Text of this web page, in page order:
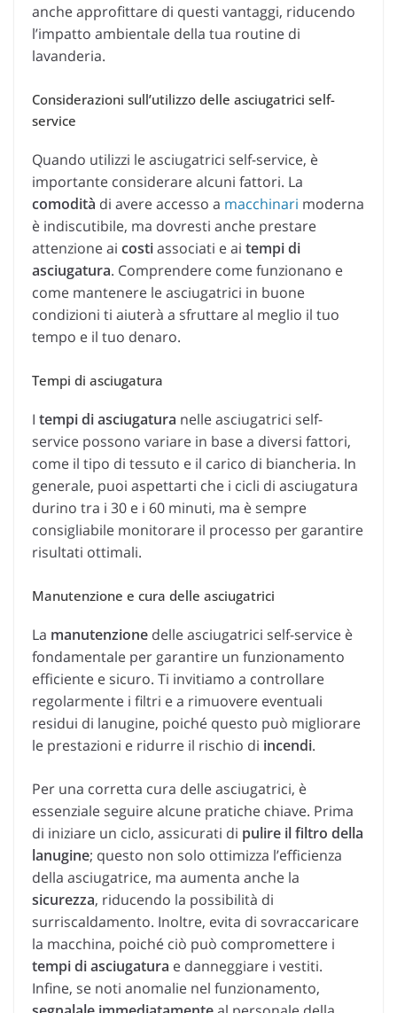
anche approfittare di questi vantaggi, riducendo
l’impatto ambientale della tua routine di
lavanderia.
Considerazioni sull’utilizzo delle asciugatrici self-
service
Quando utilizzi le asciugatrici self-service, è
importante considerare alcuni fattori. La
comodità di avere accesso a macchinari moderna
è indiscutibile, ma dovresti anche prestare
attenzione ai costiassociati e ai tempi di
asciugatura. Comprendere come funzionano e
come mantenere le asciugatrici in buone
condizioni ti aiuterà a sfruttare al meglio il tuo
tempo e il tuo denaro.
Tempi di asciugatura
I tempi di asciugatura nelle asciugatrici self-
service possono variare in base a diversi fattori,
come il tipo di tessuto e il carico di biancheria. In
generale, puoi aspettarti che i cicli di asciugatura
durino tra i 30 e i 60 minuti, ma è sempre
consigliabile monitorare il processo per garantire
risultati ottimali.
Manutenzione e cura delle asciugatrici
La manutenzione delle asciugatrici self-service è
fondamentale per garantire un funzionamento
efficiente e sicuro. Ti invitiamo a controllare
regolarmente i filtri e a rimuovere eventuali
residui di lanugine, poiché questo può migliorare
le prestazioni e ridurre il rischio di incendi.
Per una corretta cura delle asciugatrici, è
essenziale seguire alcune pratiche chiave. Prima
di iniziare un ciclo, assicurati di pulire il filtro della
lanugine; questo non solo ottimizza l’efficienza
della asciugatrice, ma aumenta anche la
sicurezza, riducendo la possibilità di
surriscaldamento. Inoltre, evita di sovraccaricare
la macchina, poiché ciò può compromettere i
tempi di asciugatura e danneggiare i vestiti.
Infine, se noti anomalie nel funzionamento,